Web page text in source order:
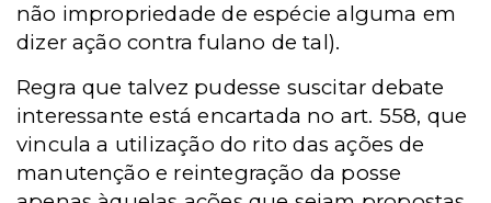
não impropriedade de espécie alguma em
dizer ação contra fulano de tal).
Regra que talvez pudesse suscitar debate
interessante está encartada no art. 558, que
vincula a utilização do rito das ações de
manutenção e reintegração da posse